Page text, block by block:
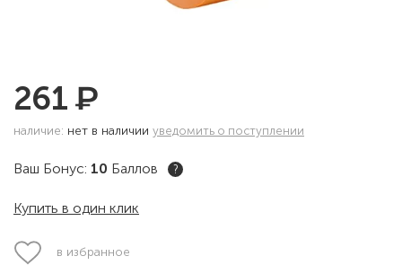
261 ₽
наличие: нет в наличии уведомить о поступлении
Ваш Бонус: 10 Баллов ?
Купить в один клик
в избранное